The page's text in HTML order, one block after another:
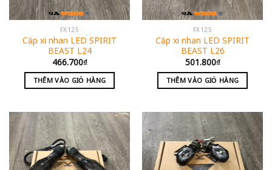
FX125
Cặp xi nhan LED SPIRIT
BEAST L24
466.700₫
THÊM VÀO GIỎ HÀNG
FX125
Cặp xi nhan LED SPIRIT
BEAST L26
501.800₫
THÊM VÀO GIỎ HÀNG